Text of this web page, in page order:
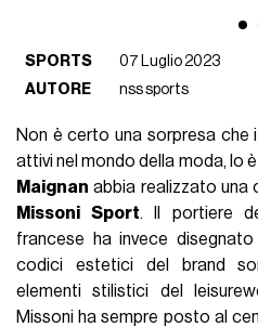
SPORTS
07 Luglio 2023
AUTORE
nss sports
Non è certo una sorpresa che
attivi nel mondo della moda, lo
Maignan abbia realizzato una
Missoni Sport. Il portiere
francese ha invece
codici estetici del brand
elementi stilistici del
Missoni ha sempre posto al